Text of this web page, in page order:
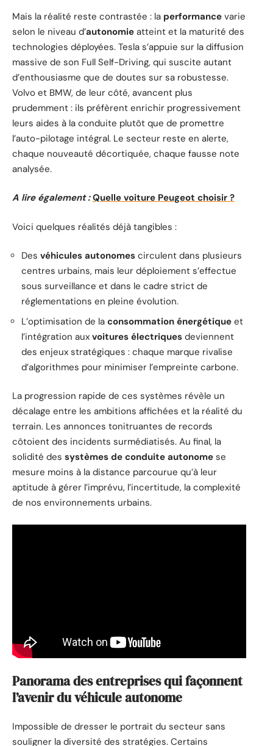
Mais la réalité reste contrastée : la performance varie
selon le niveau d’autonomie atteint et la maturité des
technologies déployées. Tesla s’appuie sur la diffusion
massive de son Full Self-Driving, qui suscite autant
d’enthousiasme que de doutes sur sa robustesse.
Volvo et BMW, de leur côté, avancent plus
prudemment : ils préfèrent enrichir progressivement
leurs aides à la conduite plutôt que de promettre
l’auto-pilotage intégral. Le secteur reste en alerte,
chaque nouveauté décortiquée, chaque fausse note
analysée.
A lire également : Quelle voiture Peugeot choisir ?
Voici quelques réalités déjà tangibles :
Des véhicules autonomes circulent dans plusieurs
centres urbains, mais leur déploiement s’effectue
sous surveillance et dans le cadre strict de
réglementations en pleine évolution.
L’optimisation de la consommation énergétique et
l’intégration aux voitures électriques deviennent
des enjeux stratégiques : chaque marque rivalise
d’algorithmes pour minimiser l’empreinte carbone.
La progression rapide de ces systèmes révèle un
décalage entre les ambitions affichées et la réalité du
terrain. Les annonces tonitruantes de records
côtoient des incidents surmédiatisés. Au final, la
solidité des systèmes de conduite autonome se
mesure moins à la distance parcourue qu’à leur
aptitude à gérer l’imprévu, l’incertitude, la complexité
de nos environnements urbains.
Panorama des entreprises qui façonnent
l’avenir du véhicule autonome
Impossible de dresser le portrait du secteur sans
souligner la diversité des stratégies. Certains